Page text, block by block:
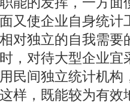
又使企业自身统计
对独立的自我需要
，对待大型企业宜
民间独立统计机构
样，既能较为有效